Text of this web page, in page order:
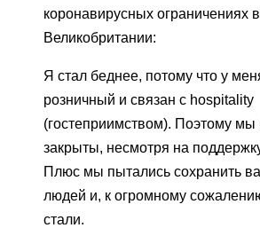
коронавирусных ограничениях в
Великобритании:
Я стал беднее, потому что у
розничный и связан с hospitality
(гостеприимством). Поэтому
закрыты, несмотря на
Плюс мы пытались сохранить
людей и, к огромному
стали.